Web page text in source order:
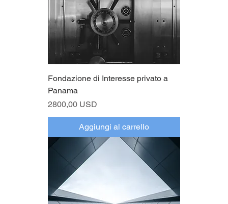
Fondazione di Interesse privato a
Panama
Prezzo
2800,00 USD
Aggiungi al carrello